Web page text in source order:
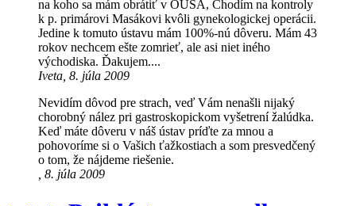
na koho sa mám obrátiť v OUSA, Chodím na kontroly
k p. primárovi Masákovi kvôli gynekologickej operácii.
Jedine k tomuto ústavu mám 100%-nú dôveru. Mám 43
rokov nechcem ešte zomrieť, ale asi niet iného
východiska. Ďakujem....
Iveta, 8. júla 2009
Nevidím dôvod pre strach, veď Vám nenašli nijaký
chorobný nález pri gastroskopickom vyšetrení žalúdka.
Keď máte dôveru v náš ústav príďte za mnou a
pohovoríme si o Vašich ťažkostiach a som presvedčený
o tom, že nájdeme riešenie.
, 8. júla 2009